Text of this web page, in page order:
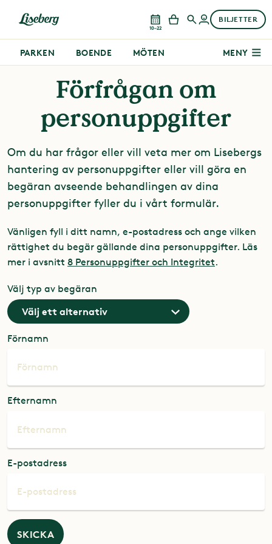
10–22
BILJETTER
PARKEN BOENDE MÖTEN MENY
Förfrågan om
personuppgifter
Om du har frågor eller vill veta mer om Lisebergs
hantering av personuppgifter eller vill göra en
begäran avseende behandlingen av dina
personuppgifter fyller du i vårt formulär.
Vänligen fyll i ditt namn, e-postadress och ange vilken
rättighet du begär gällande dina personuppgifter. Läs
mer i avsnitt 8 Personuppgifter och Integritet.
Välj typ av begäran
Förnamn
Efternamn
E-postadress
SKICKA